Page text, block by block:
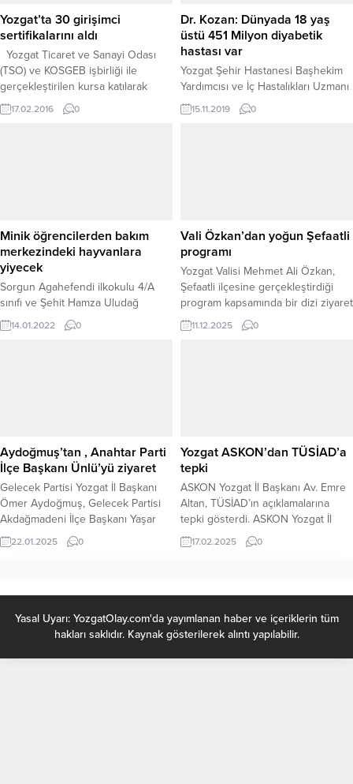
Yozgat’ta 30 girişimci
sertifikalarını aldı
Yozgat Ticaret ve Sanayi Odası
(TSO) ve KOSGEB işbirliği ile
gerçekleştirilen kursa katılarak
başarı ile tamamlayan 30 kursiyere
sertifikaları düzenlenen programda
Sanayi Odası toplantı...
17.02.2016 0
Dr. Kozan: Dünyada 18 yaş
üstü 451 Milyon diyabetik
hastası var
Yozgat Şehir Hastanesi Başhekim
Yardımcısı ve İç Hastalıkları Uzmanı
Dr. Mustafa Kozan, 2017 verilerine
göre tüm dünyada 18 yaş üstü 451
15.11.2019 0
Minik öğrencilerden bakım
merkezindeki hayvanlara
yiyecek
Sorgun Agahefendi ilkokulu 4/A
sınıfı ve Şehit Hamza Uludağ
Anaokulu 5 yaş grubu minik
öğrenciler kendi harçlıkları ile
14.01.2022 0
Vali Özkan’dan yoğun Şefaatli
programı
Yozgat Valisi Mehmet Ali Özkan,
Şefaatli ilçesine gerçekleştirdiği
program kapsamında bir dizi ziyaret
ve incelemelerde bulundu. İlçede
göreve yeni başlayan Kaymakam
Şefaatli Belediyesini ziyaret eden
Vali Özkan, Belediye Başkanı...
11.12.2025 0
Aydoğmuş’tan , Anahtar Parti
İlçe Başkanı Ünlü’yü ziyaret
Gelecek Partisi Yozgat İl Başkanı
Ömer Aydoğmuş, Gelecek Partisi
Akdağmadeni İlçe Başkanı Yaşar
Esgi ile birlikte, Anahtar Parti
Akdağmadeni İlçe Başkanlığı
sırasında, Aydoğmuş, Ünlü’ye
hayırlı olsun dileklerini iletti. İl
Başkanı Aydoğmuş, Ufuk Emre
dolu sözlerle değindi. Aydoğmuş,
22.01.2025 0
Yozgat ASKON’dan TÜSİAD’a
tepki
ASKON Yozgat İl Başkanı Av. Emre
Altan, TÜSİAD’ın açıklamalarına
tepki gösterdi. ASKON Yozgat İl
Başkanı Av. Emre Altan, TÜSİAD’ın
açıklamalarına karşı yaptığı yazılı
hükümetler kurup, hükümetler
yıkmanın, itibar suikastlarında
bulunmanın, ülke yönetimini dizayn
ağır ödedik. Eski Türkiye
17.02.2025 0
Yasal Uyarı: YozgatOlay.com'da yayımlanan haber ve içeriklerin tüm
hakları saklıdır. Kaynak gösterilerek alıntı yapılabilir.